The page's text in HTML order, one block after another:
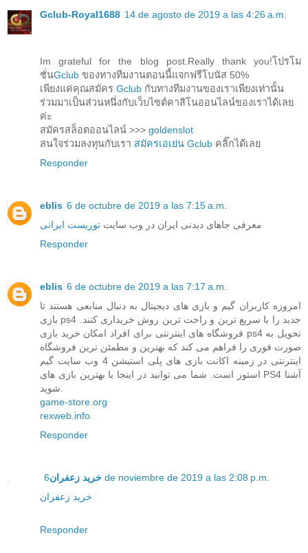
Gclub-Royal1688 14 de agosto de 2019 a las 4:26 a.m.
Im grateful for the blog post.Really thank you!โปรโม
ชั่นGclub ของทางทีมงานตอนนี้แจกฟรีโบนัส 50%
เพียงแค่คุณสมัคร Gclub กับทางทีมงานของเราเพียงเท่านั้น
ร่วมมาเป็นส่วนหนึ่งกับเว็บไซต์คาสิโนออนไลน์ของเราได้เลย
ค่ะ
สมัครสล็อตออนไลน์ >>> goldenslot
สนใจร่วมลงทุนกับเรา สมัครเอเย่น Gclub คลิ๊กได้เลย
Responder
eblis 6 de octubre de 2019 a las 7:15 a.m.
معرفی جاهای دیدنی ایران در وب سایت توریست ایرانی
Responder
eblis 6 de octubre de 2019 a las 7:17 a.m.
امروزه کاربران گیم و بازی های دیجیتال به دنبال منابعی هستند تا
بازی ps4 جدید را با سریع ترین و راحت ترین روش خریداری کنند.
فروشگاه های اینترنتی برای افراد امکان خرید بازی ps4 تحویل به
صورت فوری را فراهم می کند که بهترین و مطمئن ترین فروشگاه
اینترنتی در زمینه اکانت بازی های پلی استیشن 4 وب سایت گیم
استور است. شما می توانید در اینجا با بهترین بازی های PS4 آشنا
شوید.
game-store.org
rexweb.info
Responder
خرید زعفران 6 de noviembre de 2019 a las 2:08 p.m.
خرید زعفران
Responder